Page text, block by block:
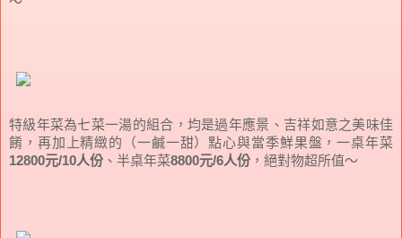
特級年菜為七菜一湯的組合，均是過年應景、吉祥如意之美味佳
餚，再加上精緻的（一鹹一甜）點心與當季鮮果盤，一桌年菜
12800元/10人份 、半桌年菜8800元/6人份 ，絕對物超所值～